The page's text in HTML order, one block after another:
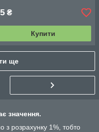
₴
Купити
ще
значення.
з розрахунку 1%, тобто